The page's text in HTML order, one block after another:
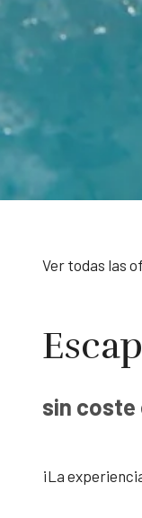
Ver todas las
sin coste
¡La